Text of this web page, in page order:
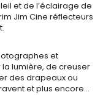
et de l’éclairage de
Jim Cine réflecteurs
et
lumière, de creuser
des drapeaux ou
et plus encore…